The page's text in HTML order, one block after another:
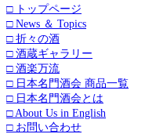
□ トップページ
□ News ＆ Topics
□ 折々の酒
□ 酒蔵ギャラリー
□ 酒楽万流
□ 日本名門酒会 商品一覧
□ 日本名門酒会とは
□ About Us in English
□ お問い合わせ